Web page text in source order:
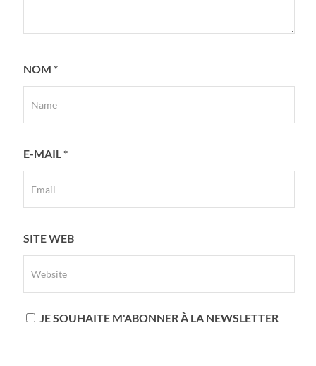
NOM *
E-MAIL*
SITE WEB
JE SOUHAITE M'ABONNER À LA NEWSLETTER